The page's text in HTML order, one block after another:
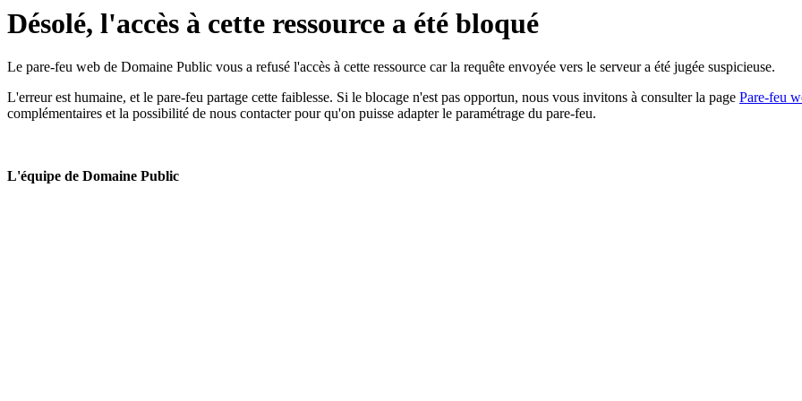
Désolé, l'accès à cette ressource a été bloqué
Le pare-feu web de Domaine Public vous a refusé l'accès à cette ressource car la requête envoyée vers le serveur a été jugée suspicieuse.
L'erreur est humaine, et le pare-feu partage cette faiblesse. Si le blocage n'est pas opportun, nous vous invitons à consulter la page Pare-feu
complémentaires et la possibilité de nous contacter pour qu'on puisse adapter le paramétrage du pare-feu.
L'équipe de Domaine Public